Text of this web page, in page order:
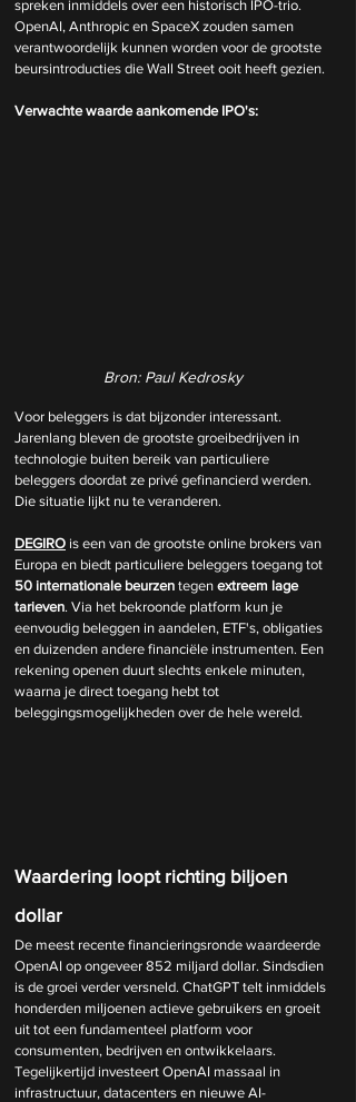
spreken inmiddels over een historisch IPO-trio.
OpenAI, Anthropic en SpaceX zouden samen
verantwoordelijk kunnen worden voor de grootste
beursintroducties die Wall Street ooit heeft gezien.
Verwachte waarde aankomende IPO's:
Bron: Paul Kedrosky
Voor beleggers is dat bijzonder interessant.
Jarenlang bleven de grootste groeibedrijven in
technologie buiten bereik van particuliere
beleggers doordat ze privé gefinancierd werden.
Die situatie lijkt nu te veranderen.
DEGIRO is een van de grootste online brokers van
Europa en biedt particuliere beleggers toegang tot
50 internationale beurzen tegen extreem lage
tarieven. Via het bekroonde platform kun je
eenvoudig beleggen in aandelen, ETF's, obligaties
en duizenden andere financiële instrumenten. Een
rekening openen duurt slechts enkele minuten,
waarna je direct toegang hebt tot
beleggingsmogelijkheden over de hele wereld.
Waardering loopt richting biljoen
dollar
De meest recente financieringsronde waardeerde
OpenAI op ongeveer 852 miljard dollar. Sindsdien
is de groei verder versneld. ChatGPT telt inmiddels
honderden miljoenen actieve gebruikers en groeit
uit tot een fundamenteel platform voor
consumenten, bedrijven en ontwikkelaars.
Tegelijkertijd investeert OpenAI massaal in
infrastructuur, datacenters en nieuwe AI-